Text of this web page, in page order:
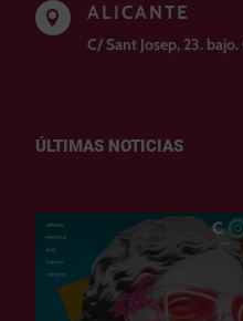
 ALICANTE
C/ Sant Josep, 23.
ÚLTIMAS NOTICIAS